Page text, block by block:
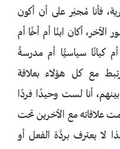
فأنا مُجبَر على أن أكون
أكان ابنًا أم أخًا أم
كيانًا سياسيًّا أم مدرسةً
مع كل هؤلاء بعلاقة
أنا لست وحيدًا فردًا
علاقاته مع الآخرين تحت
لا يعترف بردَّة الفعل أو